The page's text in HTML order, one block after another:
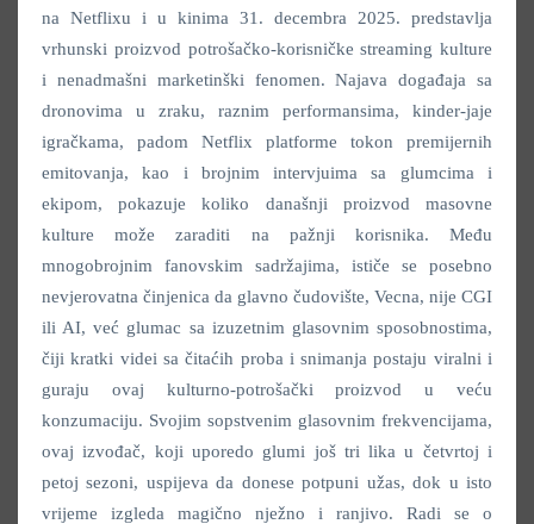
na Netflixu i u kinima 31. decembra 2025. predstavlja
vrhunski proizvod potrošačko-korisničke streaming kulture
i nenadmašni marketinški fenomen. Najava događaja sa
dronovima u zraku, raznim performansima, kinder-jaje
igračkama, padom Netflix platforme tokon premijernih
emitovanja, kao i brojnim intervjuima sa glumcima i
ekipom, pokazuje koliko današnji proizvod masovne
kulture može zaraditi na pažnji korisnika. Među
mnogobrojnim fanovskim sadržajima, ističe se posebno
nevjerovatna činjenica da glavno čudovište, Vecna, nije CGI
ili AI, već glumac sa izuzetnim glasovnim sposobnostima,
čiji kratki videi sa čitaćih proba i snimanja postaju viralni i
guraju ovaj kulturno-potrošački proizvod u veću
konzumaciju. Svojim sopstvenim glasovnim frekvencijama,
ovaj izvođač, koji uporedo glumi još tri lika u četvrtoj i
petoj sezoni, uspijeva da donese potpuni užas, dok u isto
vrijeme izgleda magično nježno i ranjivo. Radi se o